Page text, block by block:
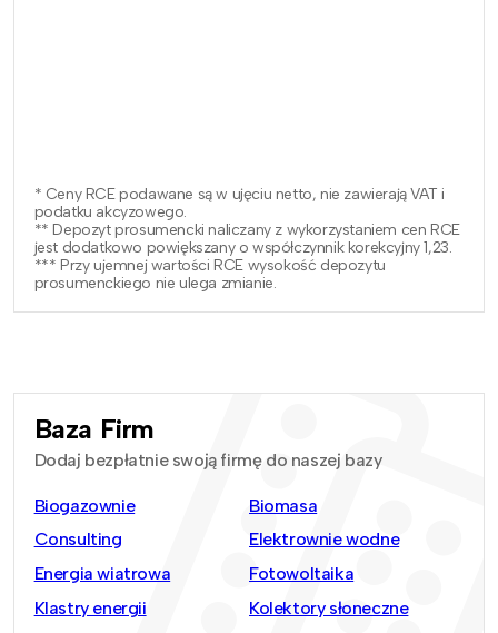
* Ceny RCE podawane są w ujęciu netto, nie zawierają VAT i
podatku akcyzowego.
** Depozyt prosumencki naliczany z wykorzystaniem cen RCE
jest dodatkowo powiększany o współczynnik korekcyjny 1,23.
*** Przy ujemnej wartości RCE wysokość depozytu
prosumenckiego nie ulega zmianie.
Baza Firm
Dodaj bezpłatnie swoją firmę do naszej bazy
Biogazownie
Biomasa
Consulting
Elektrownie wodne
Energia wiatrowa
Fotowoltaika
Klastry energii
Kolektory słoneczne